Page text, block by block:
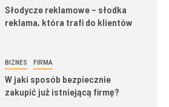
Słodycze reklamowe – słodka
reklama, która trafi do klientów
BIZNES FIRMA
W jaki sposób bezpiecznie
zakupić już istniejącą firmę?